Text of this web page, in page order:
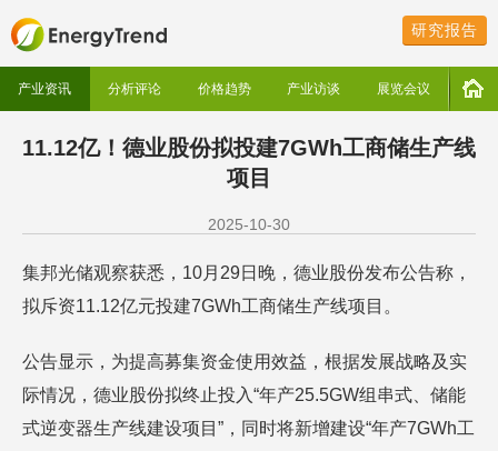
研究报告
产业资讯 分析评论 价格趋势 产业访谈 展览会议
11.12亿！德业股份拟投建7GWh工商储生产线
项目
2025-10-30
集邦光储观察获悉，10月29日晚，德业股份发布公告称，
拟斥资11.12亿元投建7GWh工商储生产线项目。
公告显示，为提高募集资金使用效益，根据发展战略及实
际情况，德业股份拟终止投入“年产25.5GW组串式、储能
式逆变器生产线建设项目”，同时将新增建设“年产7GWh工